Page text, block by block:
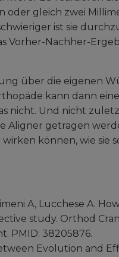
oder gleich zwei
ist sie
Vorher-Nachher-
über die eigenen
kann dann eine
nicht. Und nicht
Aligner getragen
können, wie sie
A, Lucchese A.
study. Orthod
PMID: 38205876.
Evolution and